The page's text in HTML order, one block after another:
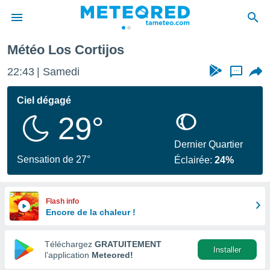
de
en
Météo Los Cortijos
22:43 Samedi ...
Ciel dégagé
29°
Sensation de 27°
Dernier Quartier
Éclairée:24%
Flash info
Encore de la chaleur !
Téléchargez GRATUITEMENT
l’application Meteored!
Installer